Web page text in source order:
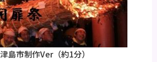
津島市制作Ver（約1分）